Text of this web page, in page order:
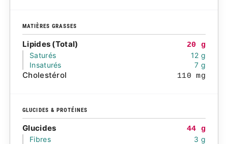
MATIÈRES GRASSES
Lipides (Total)
20 g
Saturés
12 g
Insaturés
7 g
Cholestérol 110 mg
GLUCIDES & PROTÉINES
Glucides
44 g
Fibres
3 g